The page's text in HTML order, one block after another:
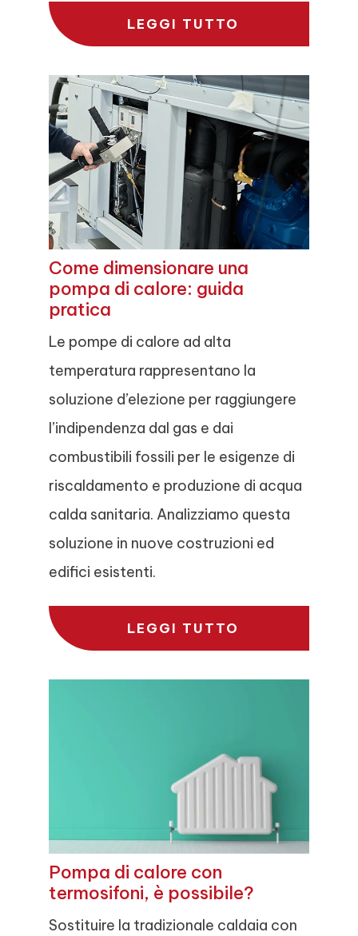
LEGGI TUTTO
Come dimensionare una
pompa di calore: guida
pratica
Le pompe di calore ad alta
temperatura rappresentano la
soluzione d’elezione per raggiungere
l’indipendenza dal gas e dai
combustibili fossili per le esigenze di
riscaldamento e produzione di acqua
calda sanitaria. Analizziamo questa
soluzione in nuove costruzioni ed
edifici esistenti.
LEGGI TUTTO
Pompa di calore con
termosifoni, è possibile?
Sostituire la tradizionale caldaia con